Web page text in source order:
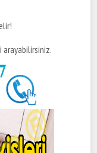
arayabilirsiniz.